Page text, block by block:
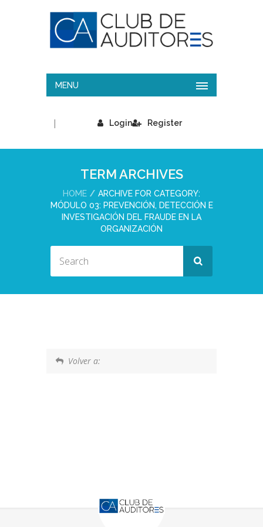
MENU
Login
| Register
TERM ARCHIVES
HOME
ARCHIVE FOR CATEGORY:
MÓDULO 03: PREVENCIÓN, DETECCIÓN E
INVESTIGACIÓN DEL FRAUDE EN LA
ORGANIZACIÓN
Volver a: